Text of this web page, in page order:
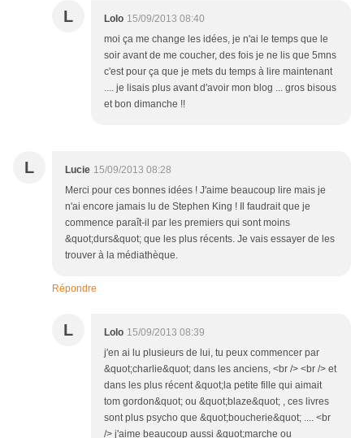
L Lolo 15/09/2013 08:40
moi ça me change les idées, je n'ai le temps que le
soir avant de me coucher, des fois je ne lis que 5mns
c'est pour ça que je mets du temps à lire maintenant
.... je lisais plus avant d'avoir mon blog ... gros bisous
et bon dimanche !!
L Lucie 15/09/2013 08:28
Merci pour ces bonnes idées ! J'aime beaucoup lire mais je
n'ai encore jamais lu de Stephen King ! Il faudrait que je
commence paraît-il par les premiers qui sont moins
&quot;durs&quot; que les plus récents. Je vais essayer de les
trouver à la médiathèque.
Répondre
L Lolo 15/09/2013 08:39
j'en ai lu plusieurs de lui, tu peux commencer par
&quot;charlie&quot; dans les anciens, <br /> <br /> et
dans les plus récent &quot;la petite fille qui aimait
tom gordon&quot; ou &quot;blaze&quot; , ces livres
sont plus psycho que &quot;boucherie&quot; .... <br
/> j'aime beaucoup aussi &quot;marche ou